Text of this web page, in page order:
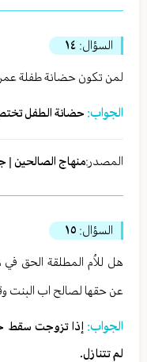
السؤال: ١٤
لمن تكون حضانة طفلة
الجواب: حضانة الطفل
المصدر:منهاج الصالحين | جلد ٣ - استفتاءات موقع
السؤال: ١٥
هل للاُم المطلقة الحق في
عن حقها لصالح اب البنت
الجواب: إذا تزوجت سقط
لم تتنازل.